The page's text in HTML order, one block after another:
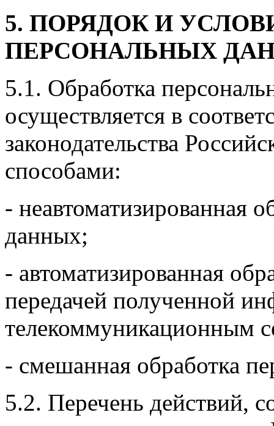
5. ПОРЯДОК И
ПЕРСОНАЛЬНЫХ
5.1. Обработка
осуществляется в
законодательства
способами:
- неавтоматизированная
данных;
- автоматизированная
передачей полученной
телекоммуникационным
- смешанная обработка
5.2. Перечень действий,